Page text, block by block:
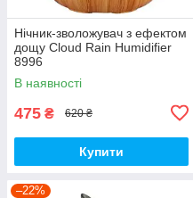
Нічник-зволожувач з ефектом
дощу Cloud Rain Humidifier
8996
В наявності
475 ₴ 620 ₴
Купити
–22%